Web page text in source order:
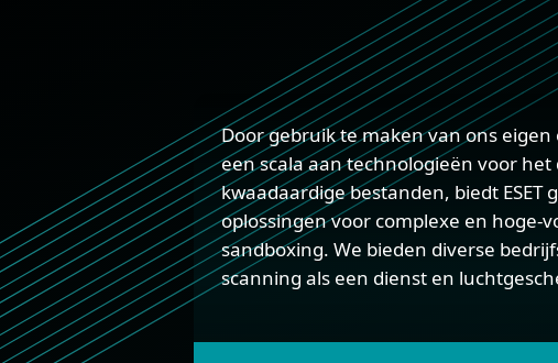
Door gebruik te maken van ons
een scala aan technologieën voor
kwaadaardige bestanden, biedt ESET
oplossingen voor complexe en hoge-
sandboxing. We bieden diverse
scanning als een dienst en